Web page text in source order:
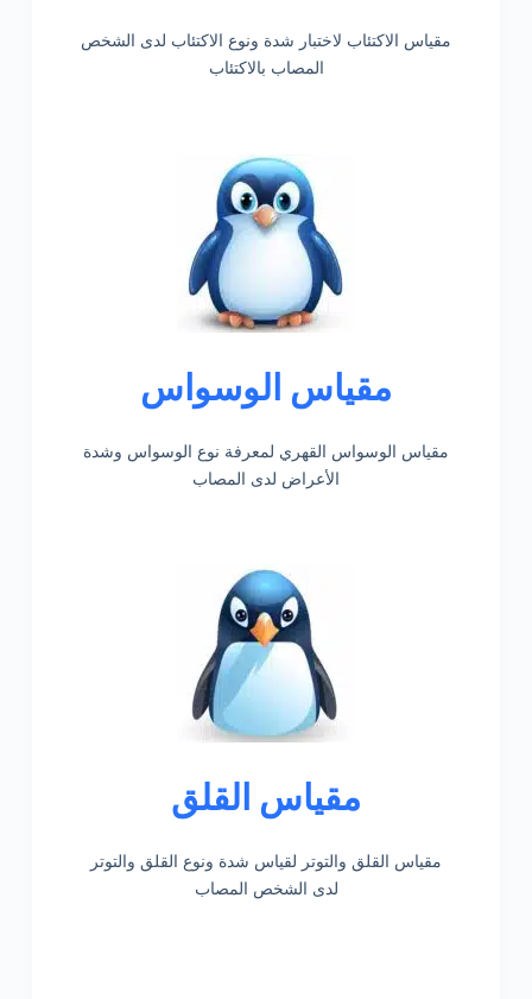
مقياس الاكتئاب لاختبار شدة ونوع الاكتئاب لدى الشخص
المصاب بالاكتئاب
مقياس الوسواس
مقياس الوسواس القهري لمعرفة نوع الوسواس وشدة
الأعراض لدى المصاب
مقياس القلق
مقياس القلق والتوتر لقياس شدة ونوع القلق والتوتر
لدى الشخص المصاب